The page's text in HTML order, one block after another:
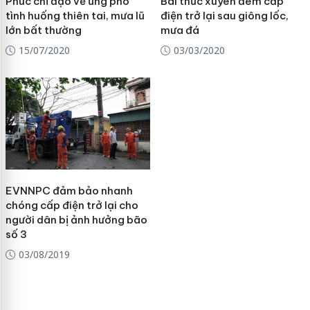
tình huống thiên tai, mưa lũ
lớn bất thường
15/07/2020
điện trở lại sau giông lốc,
mưa đá
03/03/2020
EVNNPC đảm bảo nhanh
chóng cấp điện trở lại cho
người dân bị ảnh hưởng bão
số 3
03/08/2019